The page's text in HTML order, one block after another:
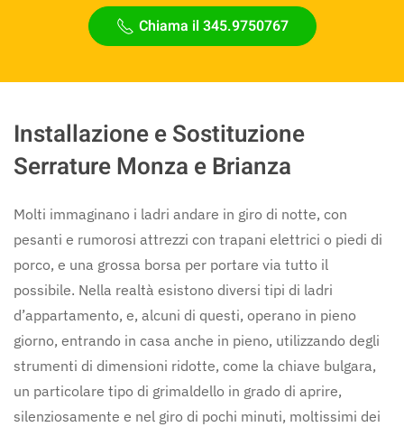
Chiama il 345.9750767
Installazione e Sostituzione
Serrature Monza e Brianza
Molti immaginano i ladri andare in giro di notte, con
pesanti e rumorosi attrezzi con trapani elettrici o piedi di
porco, e una grossa borsa per portare via tutto il
possibile. Nella realtà esistono diversi tipi di ladri
d’appartamento, e, alcuni di questi, operano in pieno
giorno, entrando in casa anche in pieno, utilizzando degli
strumenti di dimensioni ridotte, come la chiave bulgara,
un particolare tipo di grimaldello in grado di aprire,
silenziosamente e nel giro di pochi minuti, moltissimi dei